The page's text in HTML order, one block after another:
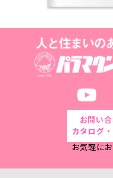
お問い
カタログ
お気軽に